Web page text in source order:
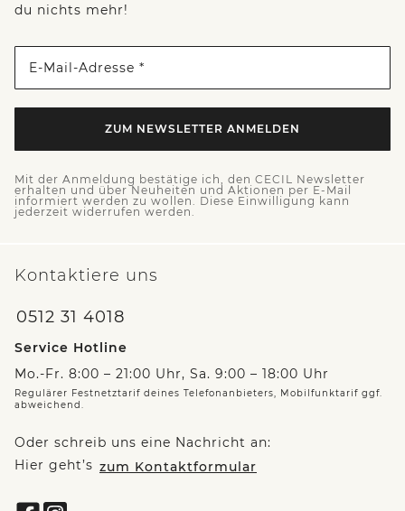
du nichts mehr!
E-Mail-Adresse *
ZUM NEWSLETTER ANMELDEN
Mit der Anmeldung bestätige ich, den CECIL Newsletter
erhalten und über Neuheiten und Aktionen per E-Mail
informiert werden zu wollen. Diese Einwilligung kann
jederzeit widerrufen werden.
Kontaktiere uns
0512 31 4018
Service Hotline
Mo.-Fr. 8:00 – 21:00 Uhr, Sa. 9:00 – 18:00 Uhr
Regulärer Festnetztarif deines Telefonanbieters, Mobilfunktarif ggf.
abweichend.
Oder schreib uns eine Nachricht an:
Hier geht’s zum Kontaktformular